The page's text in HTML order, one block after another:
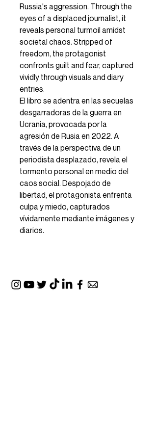
Russia's aggression. Through the
eyes of a displaced journalist, it
reveals personal turmoil amidst
societal chaos. Stripped of
freedom, the protagonist
confronts guilt and fear, captured
vividly through visuals and diary
entries.
El libro se adentra en las secuelas
desgarradoras de la guerra en
Ucrania, provocada por la
agresión de Rusia en 2022. A
través de la perspectiva de un
periodista desplazado, revela el
tormento personal en medio del
caos social. Despojado de
libertad, el protagonista enfrenta
culpa y miedo, capturados
vívidamente mediante imágenes y
diarios.